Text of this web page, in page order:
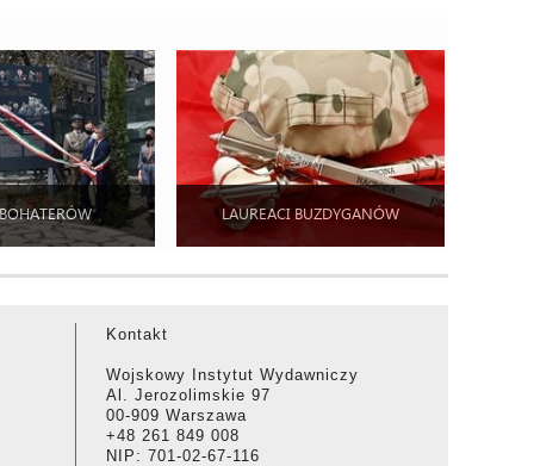
LAUREACI BUZDYGANÓW
Kontakt
Wojskowy Instytut Wydawniczy
Al. Jerozolimskie 97
00-909 Warszawa
+48 261 849 008
NIP: 701-02-67-116